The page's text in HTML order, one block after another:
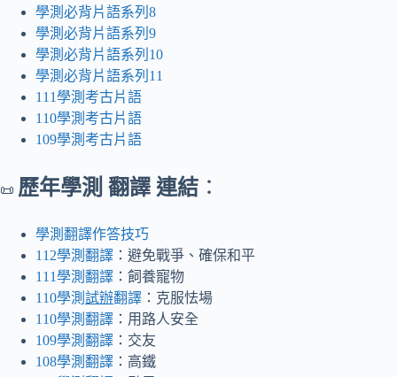
學測必背片語系列8
學測必背片語系列9
學測必背片語系列10
學測必背片語系列11
111學測考古片語
110學測考古片語
109學測考古片語
📜 歷年學測 翻譯 連結 ：
學測翻譯作答技巧
112學測翻譯 ：避免戰爭、確保和平
111學測翻譯 ：飼養寵物
110學測 試辦翻譯 ：克服怯場
110學測翻譯 ：用路人安全
109學測翻譯 ：交友
108學測翻譯 ：高鐵